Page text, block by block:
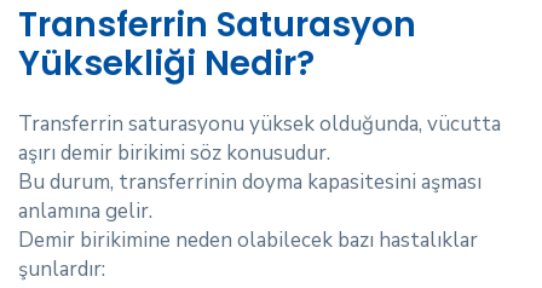
Transferrin Saturasyon
Yüksekliği Nedir?
Transferrin saturasyonu yüksek olduğunda, vücutta
aşırı demir birikimi söz konusudur.
Bu durum, transferrinin doyma kapasitesini aşması
anlamına gelir.
Demir birikimine neden olabilecek bazı hastalıklar
şunlardır: